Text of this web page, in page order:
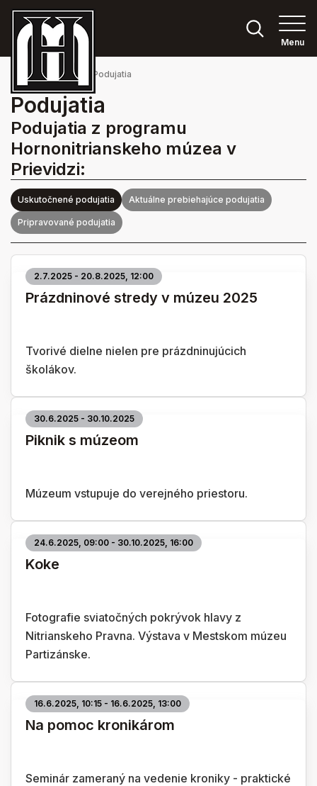
Menu
Hlavná stránka Podujatia
Podujatia
Podujatia z programu
Hornonitrianskeho múzea v
Prievidzi:
Uskutočnené podujatia Aktuálne prebiehajúce podujatia
Pripravované podujatia
2.7.2025 - 20.8.2025, 12:00
Prázdninové stredy v múzeu 2025
Tvorivé dielne nielen pre prázdninujúcich
školákov.
30.6.2025 - 30.10.2025
Piknik s múzeom
Múzeum vstupuje do verejného priestoru.
24.6.2025, 09:00 - 30.10.2025, 16:00
Koke
Fotografie sviatočných pokrývok hlavy z
Nitrianskeho Pravna. Výstava v Mestskom múzeu
Partizánske.
16.6.2025, 10:15 - 16.6.2025, 13:00
Na pomoc kronikárom
Seminár zameraný na vedenie kroniky - praktické